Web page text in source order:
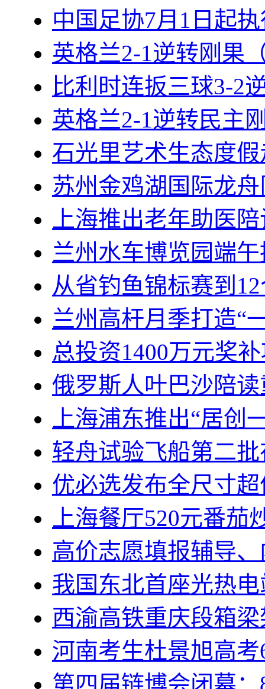
中国足协7月1日起
英格兰2-1逆转刚果
比利时连扳三球3-2
英格兰2-1逆转民主
石光里艺术生态度
苏州金鸡湖国际龙
上海推出老年助医
兰州水车博览园端
从省钓鱼锦标赛到
兰州高杆月季打造“
总投资1400万元奖
俄罗斯人叶巴沙陪
上海浦东推出“居创
轻舟试验飞船第二
优必选发布全尺寸
上海餐厅520元番
高价志愿填报辅导
我国东北首座光热
西渝高铁重庆段箱
河南考生杜景旭高
第四届链博会闭幕